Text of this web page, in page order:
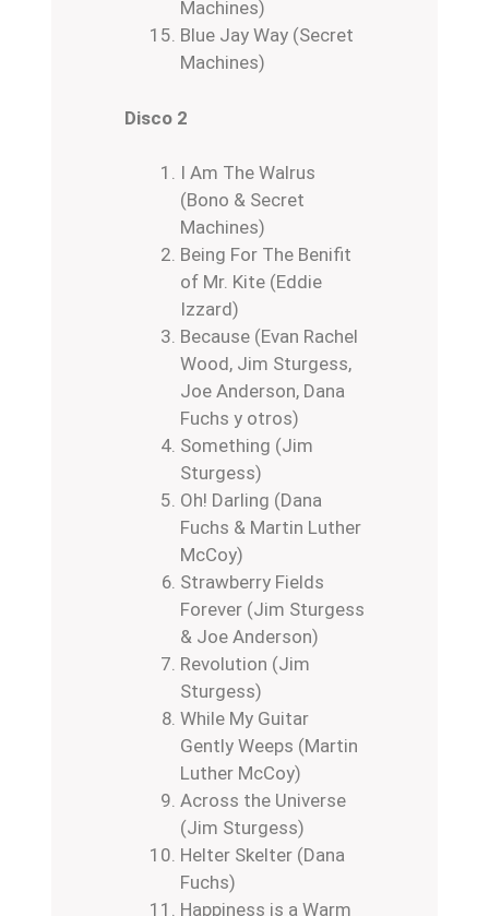
Machines)
Blue Jay Way (Secret
Machines)
Disco 2
I Am The Walrus
(Bono & Secret
Machines)
Being For The Benifit
of Mr. Kite (Eddie
Izzard)
Because (Evan Rachel
Wood, Jim Sturgess,
Joe Anderson, Dana
Fuchs y otros)
Something (Jim
Sturgess)
Oh! Darling (Dana
Fuchs & Martin Luther
McCoy)
Strawberry Fields
Forever (Jim Sturgess
& Joe Anderson)
Revolution (Jim
Sturgess)
While My Guitar
Gently Weeps (Martin
Luther McCoy)
Across the Universe
(Jim Sturgess)
Helter Skelter (Dana
Fuchs)
Happiness is a Warm